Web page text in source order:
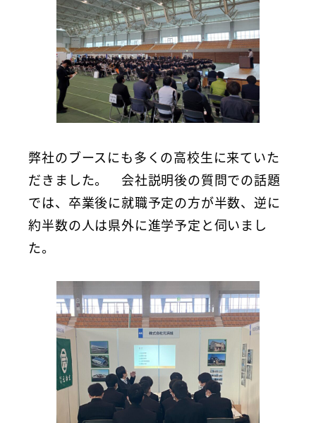
弊社のブースにも多くの高校生に来ていた
だきました。 会社説明後の質問での話題
では、卒業後に就職予定の方が半数、逆に
約半数の人は県外に進学予定と伺いまし
た。